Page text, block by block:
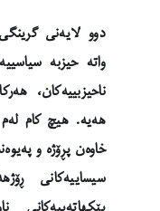
دوو لایەنی
واتە حیزبە
ناحیزبییەکان،
هەیە. هیچ کام لەم
خاوەن پڕۆژە و
سیساییەکانی